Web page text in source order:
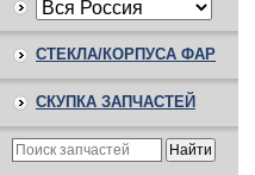
СТЕКЛА/КОРПУСА ФАР
СКУПКА ЗАПЧАСТЕЙ